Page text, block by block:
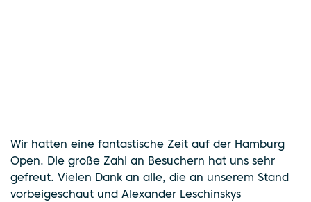
Wir hatten eine fantastische Zeit auf der Hamburg
Open. Die große Zahl an Besuchern hat uns sehr
gefreut. Vielen Dank an alle, die an unserem Stand
vorbeigeschaut und Alexander Leschinskys